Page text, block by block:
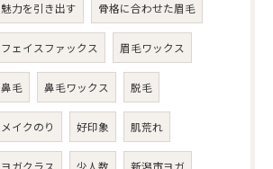
魅力を引き出す 骨格に合わせた眉毛
フェイスファックス 眉毛ワックス
鼻毛 鼻毛ワックス 脱毛
メイクのり 好印象 肌荒れ